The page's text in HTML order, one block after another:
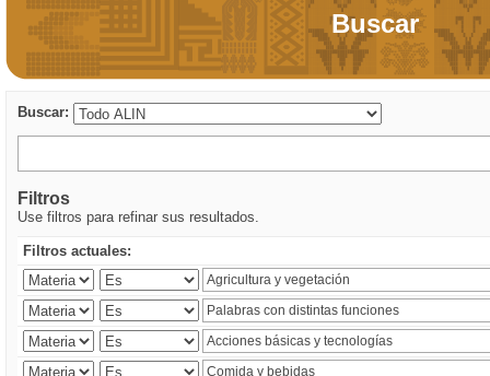
Buscar
Buscar:
Filtros
Use filtros para refinar sus resultados.
Filtros actuales: